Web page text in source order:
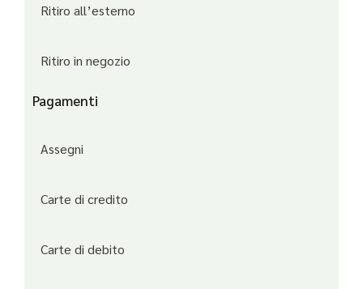
Ritiro all’esterno
Ritiro in negozio
Pagamenti
Assegni
Carte di credito
Carte di debito